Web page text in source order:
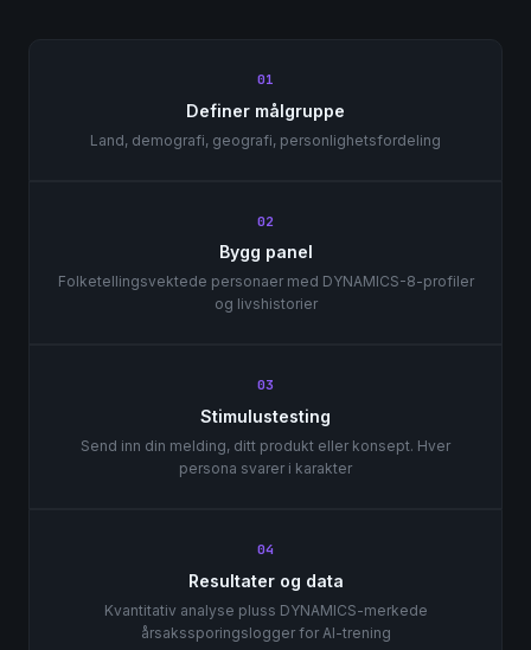
01
Definer målgruppe
Land, demografi, geografi, personlighetsfordeling
02
Bygg panel
Folketellingsvektede personaer med DYNAMICS-8-profiler
og livshistorier
03
Stimulustesting
Send inn din melding, ditt produkt eller konsept. Hver
persona svarer i karakter
04
Resultater og data
Kvantitativ analyse pluss DYNAMICS-merkede
årsakssporingslogger for AI-trening